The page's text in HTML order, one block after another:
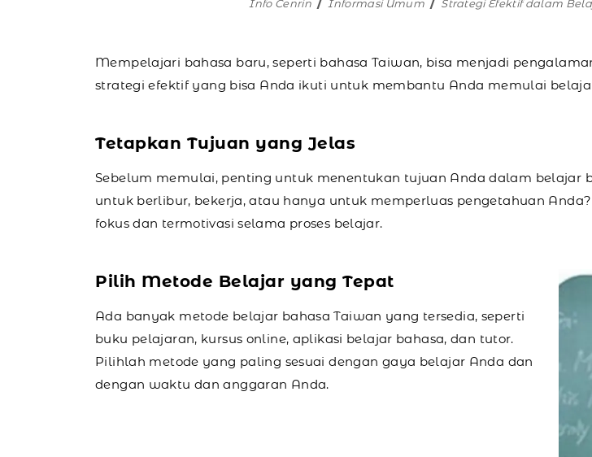
Info Cenrin Informasi Umum Strategi Efektif dalam
Mempelajari bahasa baru, seperti bahasa Taiwan, bisa menjadi
strategi efektif yang bisa Anda ikuti untuk membantu Anda memulai
Tetapkan Tujuan yang Jelas
Sebelum memulai, penting untuk menentukan tujuan Anda dalam belajar
untuk berlibur, bekerja, atau hanya untuk memperluas pengetahuan
fokus dan termotivasi selama proses belajar.
Pilih Metode Belajar yang Tepat
Ada banyak metode belajar bahasa Taiwan yang tersedia, seperti
buku pelajaran, kursus online, aplikasi belajar bahasa, dan tutor.
Pilihlah metode yang paling sesuai dengan gaya belajar Anda dan
dengan waktu dan anggaran Anda.